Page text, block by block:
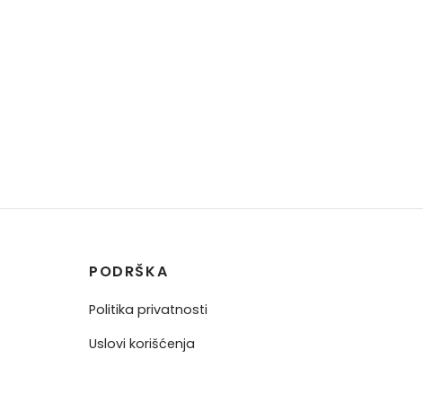
PODRŠKA
Politika privatnosti
Uslovi korišćenja